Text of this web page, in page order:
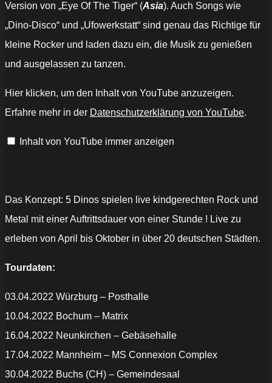
Version von „Eye Of The Tiger“ (Asia). Auch Songs wie
„Dino-Disco“ und „Ufowerkstatt“ sind genau das Richtige für
kleine Rocker und laden dazu ein, die Musik zu genießen
und ausgelassen zu tanzen.
„Heavysaurus
–
woll’n
seh’n
(Offizielles
Musikvideo)“
von
YouTube
anzeigen
Hier klicken, um den Inhalt von YouTube anzuzeigen.
Erfahre mehr in der Datenschutzerklärung von YouTube.
Inhalt von YouTube immer anzeigen
Das Konzept: 5 Dinos spielen live kindgerechten Rock und
Metal mit einer Auftrittsdauer von einer Stunde ! Live zu
erleben von April bis Oktober in über 20 deutschen Städten.
Tourdaten:
03.04.2022 Würzburg – Posthalle
10.04.2022 Bochum – Matrix
16.04.2022 Neunkirchen – Gebäsehalle
17.04.2022 Mannheim – MS Connexion Complex
30.04.2022 Buchs (CH) – Gemeindesaal